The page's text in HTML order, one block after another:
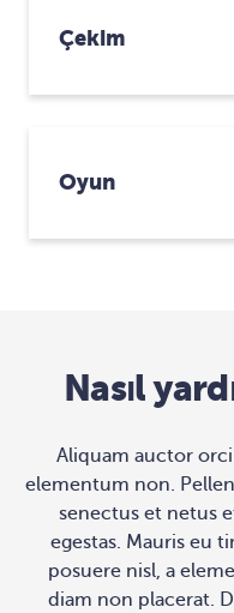
Çekim
Oyun
Nasıl
Aliquam auctor
elementum non.
senectus et netus
egestas. Mauris eu
posuere nisl, a
diam non placerat.